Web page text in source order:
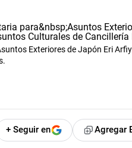
Exteriores de Japón Eri
+ Seguir en Agregar